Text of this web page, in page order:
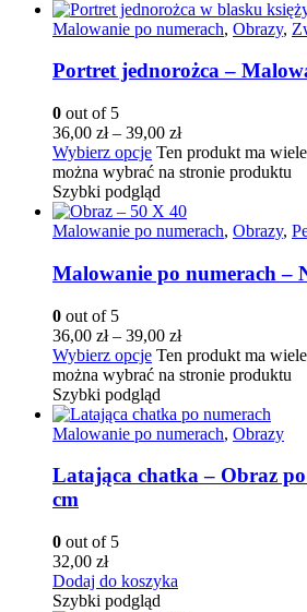
Malowanie po numerach, Obrazy,
Portret jednorożca –
0 out of 5
36,00 zł– 39,00 zł
Wybierz opcje Ten produkt ma
można wybrać na stronie produktu
Szybki podgląd
Malowanie po numerach, Obrazy,
Malowanie po numerach –
0 out of 5
36,00 zł– 39,00 zł
Wybierz opcje Ten produkt ma
można wybrać na stronie produktu
Szybki podgląd
Malowanie po numerach, Obrazy
Latająca chatka – Obraz
cm
0 out of 5
32,00 zł
Dodaj do koszyka
Szybki podgląd